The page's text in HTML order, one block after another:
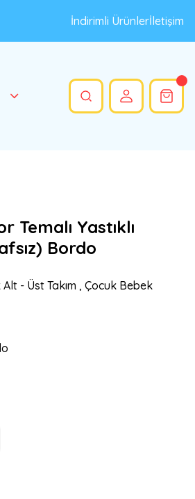
İndirimli Ürünlerİletişim
Yastıklı
Bordo
- Üst Takım , Çocuk Bebek